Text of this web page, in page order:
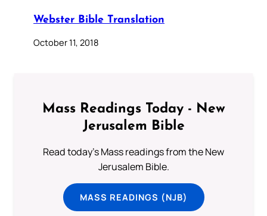
Webster Bible Translation
October 11, 2018
Mass Readings Today - New
Jerusalem Bible
Read today's Mass readings from the New
Jerusalem Bible.
MASS READINGS (NJB)